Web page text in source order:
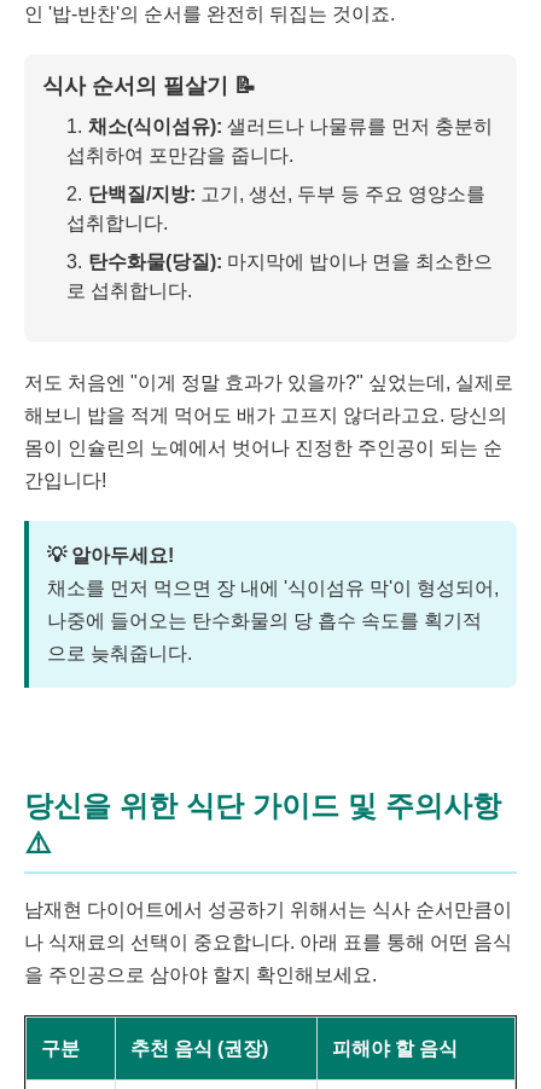
인 '밥-반찬'의 순서를 완전히 뒤집는 것이죠.
식사 순서의 필살기 📝
채소(식이섬유): 샐러드나 나물류를 먼저 충분히
섭취하여 포만감을 줍니다.
단백질/지방: 고기, 생선, 두부 등 주요 영양소를
섭취합니다.
탄수화물(당질): 마지막에 밥이나 면을 최소한으
로 섭취합니다.
저도 처음엔 "이게 정말 효과가 있을까?" 싶었는데, 실제로
해보니 밥을 적게 먹어도 배가 고프지 않더라고요. 당신의
몸이 인슐린의 노예에서 벗어나 진정한 주인공이 되는 순
간입니다!
💡 알아두세요!
채소를 먼저 먹으면 장 내에 '식이섬유 막'이 형성되어,
나중에 들어오는 탄수화물의 당 흡수 속도를 획기적
으로 늦춰줍니다.
당신을 위한 식단 가이드 및 주의사항
⚠️
남재현 다이어트에서 성공하기 위해서는 식사 순서만큼이
나 식재료의 선택이 중요합니다. 아래 표를 통해 어떤 음식
을 주인공으로 삼아야 할지 확인해보세요.
구분 추천 음식 (권장) 피해야 할 음식